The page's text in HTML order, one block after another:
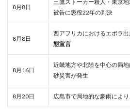
8月8日
三鷹ストーカー殺人・東京
被告に懲役22年の判決
8月8日
西アフリカにおけるエボラ
態宣言
8月16日
近畿地方や北陸を中心の局
砂災害が発生
8月20日 広島市で局地的な豪雨によ